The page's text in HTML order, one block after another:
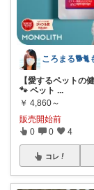
【愛するペットの
🐾 ペット ...
￥ 4,860～
販売開始前
0 0 4
コレ